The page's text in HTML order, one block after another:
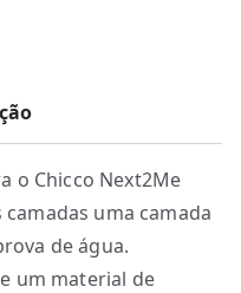
o Chicco Next2Me
uma camada
de água.
um material de